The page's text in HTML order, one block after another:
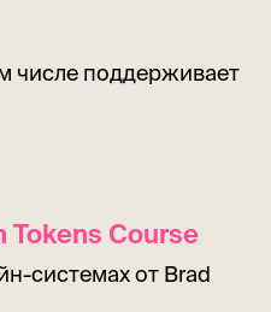
числе поддерживает
Course
системах от Brad